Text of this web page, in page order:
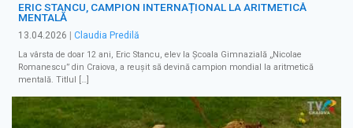
ERIC STANCU, CAMPION INTERNAȚIONAL LA ARITMETICĂ
MENTALĂ
13.04.2026 Claudia Predilă
La vârsta de doar 12 ani, Eric Stancu, elev la Școala Gimnazială „Nicolae
Romanescu” din Craiova, a reușit să devină campion mondial la aritmetică
mentală. Titlul […]